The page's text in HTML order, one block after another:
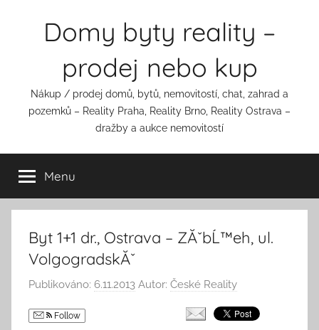
Domy byty reality –
prodej nebo kup
Nákup / prodej domů, bytů, nemovitostí, chat, zahrad a
pozemků – Reality Praha, Reality Brno, Reality Ostrava –
dražby a aukce nemovitostí
Menu
Byt 1+1 dr., Ostrava – ZĂˇbĹ™eh, ul.
VolgogradskĂˇ
Publikováno: 6.11.2013 Autor: České Reality
Follow